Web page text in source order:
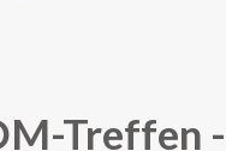
Treffen